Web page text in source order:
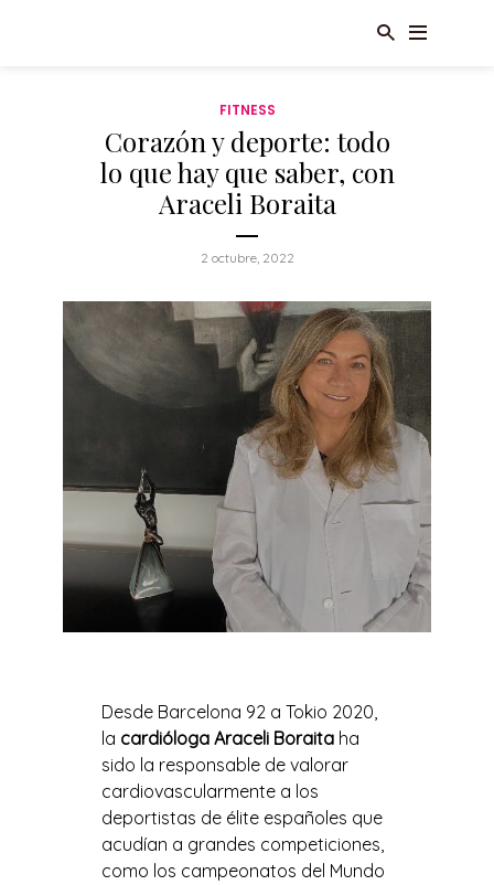
FITNESS
Corazón y deporte: todo
lo que hay que saber, con
Araceli Boraita
2 octubre, 2022
Desde Barcelona 92 a Tokio 2020,
la cardióloga Araceli Boraitaha
sido la responsable de valorar
cardiovascularmente a los
deportistas de élite españoles que
acudían a grandes competiciones,
como los campeonatos del Mundo